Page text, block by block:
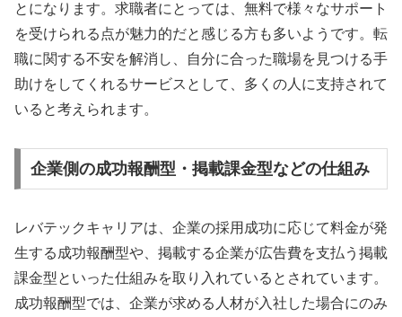
とになります。求職者にとっては、無料で様々なサポート
を受けられる点が魅力的だと感じる方も多いようです。転
職に関する不安を解消し、自分に合った職場を見つける手
助けをしてくれるサービスとして、多くの人に支持されて
いると考えられます。
企業側の成功報酬型・掲載課金型などの仕組み
レバテックキャリアは、企業の採用成功に応じて料金が発
生する成功報酬型や、掲載する企業が広告費を支払う掲載
課金型といった仕組みを取り入れているとされています。
成功報酬型では、企業が求める人材が入社した場合にのみ